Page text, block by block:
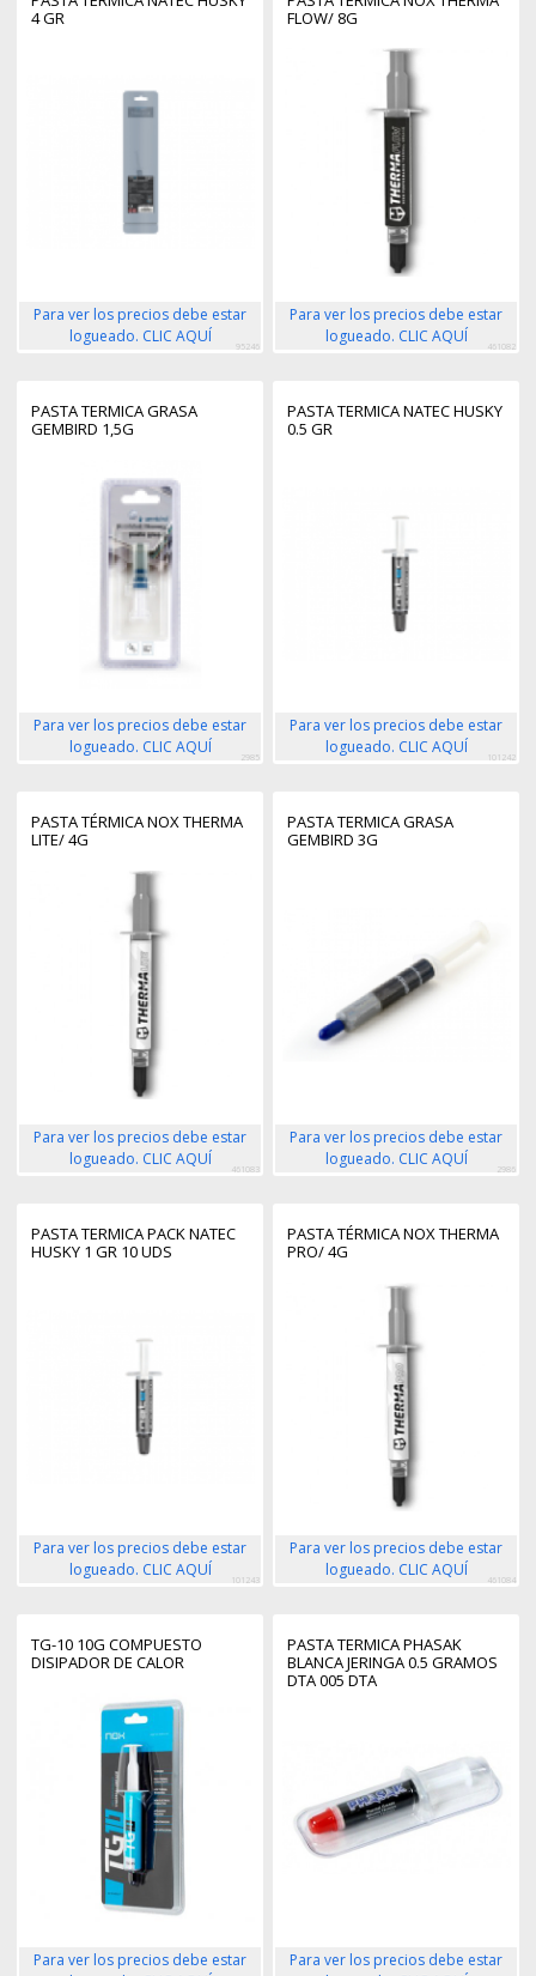
4 GR
Para ver los precios debe estar
logueado. CLIC AQUÍ
95246
FLOW/ 8G
Para ver los precios debe estar
logueado. CLIC AQUÍ
461082
PASTA TERMICA GRASA
GEMBIRD 1,5G
Para ver los precios debe estar
logueado. CLIC AQUÍ
2985
PASTA TERMICA NATEC HUSKY
0.5 GR
Para ver los precios debe estar
logueado. CLIC AQUÍ
101242
PASTA TÉRMICA NOX THERMA
LITE/ 4G
Para ver los precios debe estar
logueado. CLIC AQUÍ
461083
PASTA TERMICA GRASA
GEMBIRD 3G
Para ver los precios debe estar
logueado. CLIC AQUÍ
2986
PASTA TERMICA PACK NATEC
HUSKY 1 GR 10 UDS
Para ver los precios debe estar
logueado. CLIC AQUÍ
101243
PASTA TÉRMICA NOX THERMA
PRO/ 4G
Para ver los precios debe estar
logueado. CLIC AQUÍ
461084
TG-10 10G COMPUESTO
DISIPADOR DE CALOR
Para ver los precios debe estar
PASTA TERMICA PHASAK
BLANCA JERINGA 0.5 GRAMOS
DTA 005 DTA
Para ver los precios debe estar